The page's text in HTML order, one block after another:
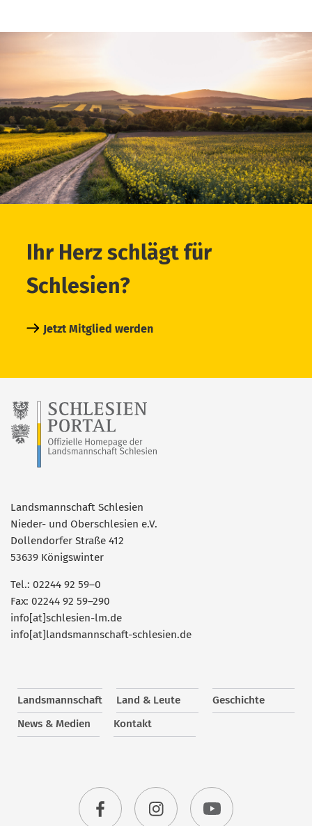
Ihr Herz schlägt für
Schlesien?
Jetzt Mitglied werden
Landsmannschaft Schlesien
Nieder- und Oberschlesien e.V.
Dollendorfer Straße 412
53639 Königswinter
Tel.: 02244 92 59–0
Fax: 02244 92 59–290
info[at]schlesien-lm.de
info[at]landsmannschaft-schlesien.de
Landsmannschaft Land & Leute
Geschichte
News & Medien
Kontakt